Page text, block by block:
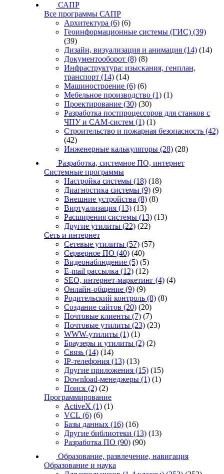
САПР
Все программы САПР
Архитектура (6) (6)
Геоинформационные системы (ГИС) (39)
(39)
Дизайн, визуализация и анимация (14) (14)
Документооборот (8) (8)
Инфраструктура: изыскания, генплан,
транспорт (14) (14)
Машиностроение (6) (6)
Мебельное производство (1) (1)
Проектирование (30) (30)
Разработка постпроцессоров для станков с
ЧПУ и CAM-систем (1) (1)
Строительство и пожарная безопасность (42)
(42)
Инженерные калькуляторы (28) (28)
Разработка, системное ПО, интернет
Системные программы
Настройка системы (18) (18)
Диагностика системы (9) (9)
Внешние устройства (8) (8)
Виртуализация (13) (13)
Расширения системы (13) (13)
Другие утилиты (22) (22)
Сеть и интернет
Сетевые утилиты (57) (57)
Серверное ПО (40) (40)
Видеонаблюдение (5) (5)
E-mail рассылка (12) (12)
SEO, интернет-маркетинг (4) (4)
Онлайн-общение (9) (9)
Родительский контроль (8) (8)
Создание сайтов (20) (20)
Почтовые клиенты (7) (7)
Почтовые утилиты (23) (23)
WWW-утилиты (1) (1)
Браузеры и утилиты (2) (2)
Связь (14) (14)
IP-телефония (13) (13)
Другие приложения (15) (15)
Download-менеджеры (1) (1)
Поиск (2) (2)
Программирование
ActiveX (1) (1)
VCL (6) (6)
Базы данных (16) (16)
Другие библиотеки (13) (13)
Разработка ПО (90) (90)
Образование, развлечение, навигация
Образование и наука